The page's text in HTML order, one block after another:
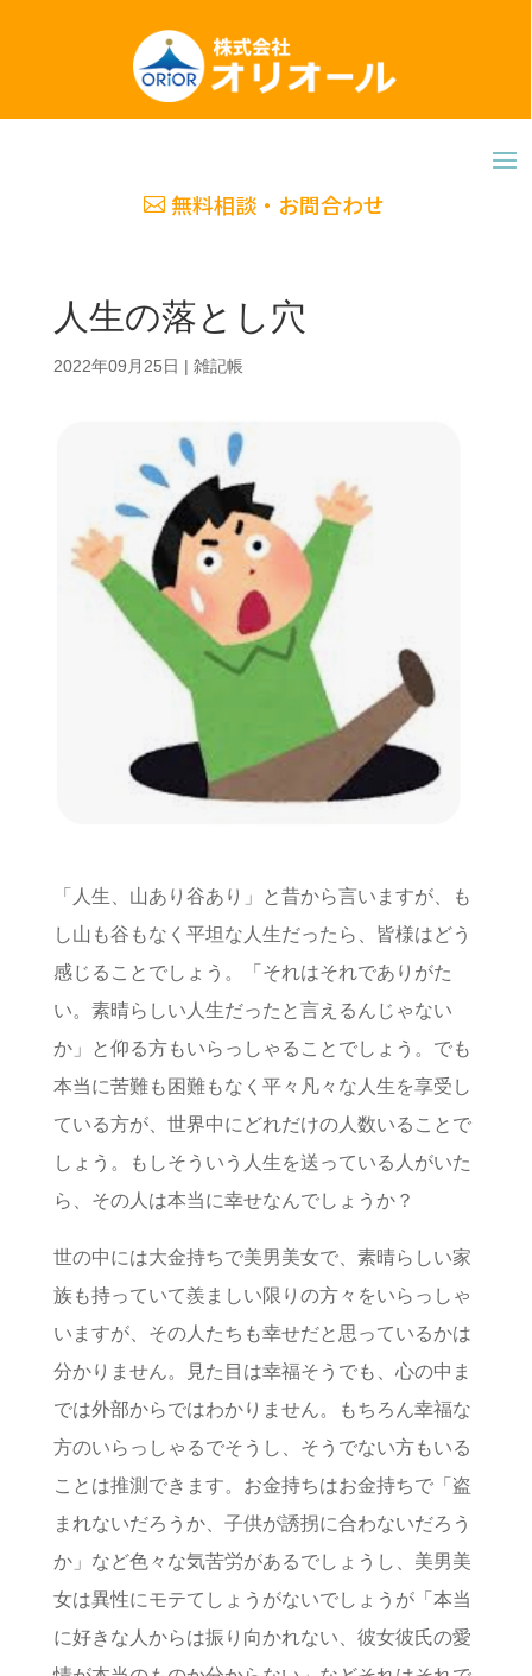
無料相談・お問合わせ
人生の落とし穴
2022年09月25日 | 雑記帳
「人生、山あり谷あり」と昔から言いますが、も
し山も谷もなく平坦な人生だったら、皆様はどう
感じることでしょう。「それはそれでありがた
い。素晴らしい人生だったと言えるんじゃない
か」と仰る方もいらっしゃることでしょう。でも
本当に苦難も困難もなく平々凡々な人生を享受し
ている方が、世界中にどれだけの人数いることで
しょう。もしそういう人生を送っている人がいた
ら、その人は本当に幸せなんでしょうか？
世の中には大金持ちで美男美女で、素晴らしい家
族も持っていて羨ましい限りの方々をいらっしゃ
いますが、その人たちも幸せだと思っているかは
分かりません。見た目は幸福そうでも、心の中ま
では外部からではわかりません。もちろん幸福な
方のいらっしゃるでそうし、そうでない方もいる
ことは推測できます。お金持ちはお金持ちで「盗
まれないだろうか、子供が誘拐に合わないだろう
か」など色々な気苦労があるでしょうし、美男美
女は異性にモテてしょうがないでしょうが「本当
に好きな人からは振り向かれない、彼女彼氏の愛